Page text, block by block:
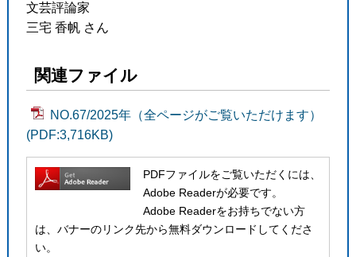
文芸評論家
三宅 香帆 さん
関連ファイル
NO.67/2025年（全ページがご覧いただけます）
(PDF:3,716KB)
PDFファイルをご覧いただくには、
Adobe Readerが必要です。
Adobe Readerをお持ちでない方
は、バナーのリンク先から無料ダウンロードしてくださ
い。